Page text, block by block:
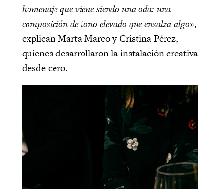
homenaje que viene siendo una oda: una
composición de tono elevado que ensalza algo»,
explican Marta Marco y Cristina Pérez,
quienes desarrollaron la instalación creativa
desde cero.